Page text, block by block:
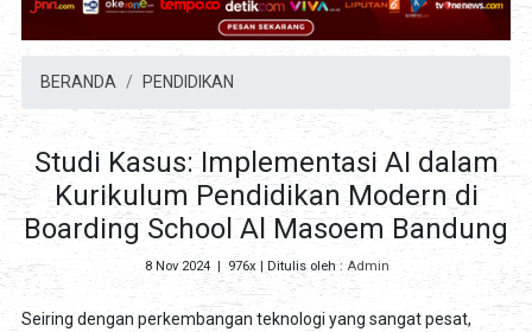
BERANDA PENDIDIKAN
Studi Kasus: Implementasi AI dalam
Kurikulum Pendidikan Modern di
Boarding School Al Masoem Bandung
8 Nov 2024 976x | Ditulis oleh :Admin
Seiring dengan perkembangan teknologi yang sangat pesat,